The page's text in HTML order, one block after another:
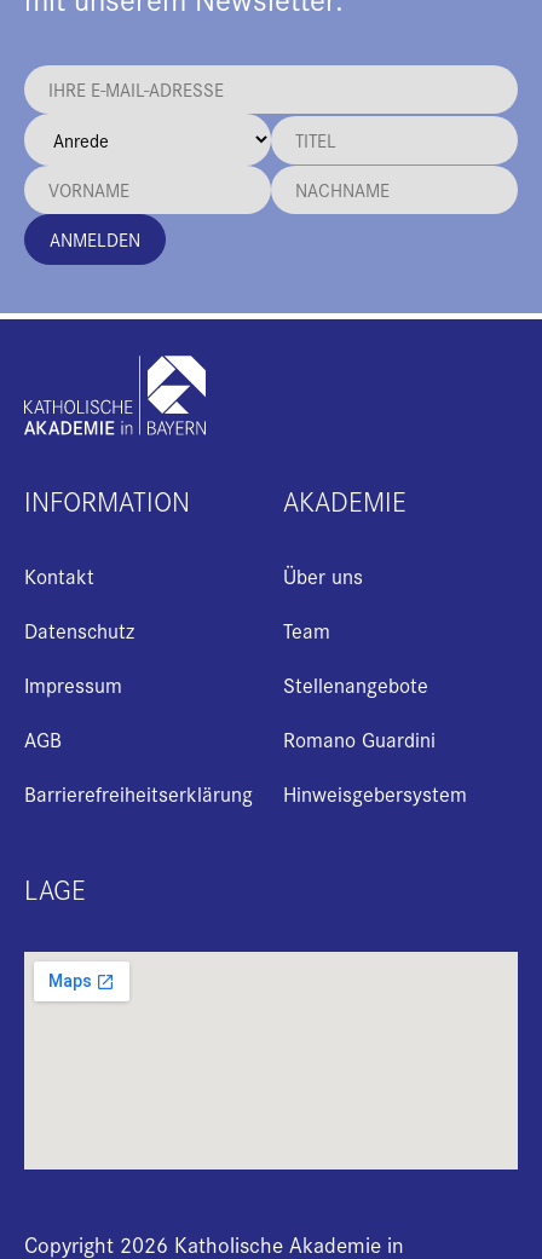
ANMELDEN
INFORMATION
Kontakt
Datenschutz
Impressum
AGB
Barrierefreiheitserklärung
AKADEMIE
Über uns
Team
Stellenangebote
Romano Guardini
Hinweisgebersystem
LAGE
Copyright 2026 Katholische Akademie in